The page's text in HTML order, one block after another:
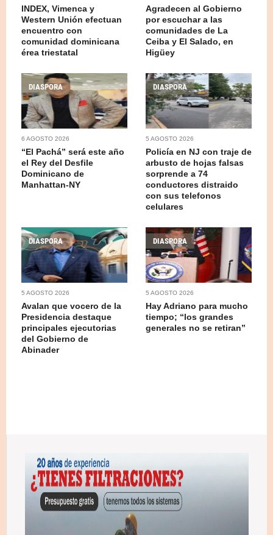
INDEX, Vimenca y
Western Unión efectuan
encuentro con
comunidad dominicana
érea triestatal
Agradecen al Gobierno
por escuchar a las
comunidades de La
Ceiba y El Salado, en
Higüey
DIASPORA
6 AGOSTO 2026
“El Pachá” será este año
el Rey del Desfile
Dominicano de
Manhattan-NY
DIASPORA
5 AGOSTO 2026
Policía en NJ con traje de
arbusto de hojas falsas
sorprende a 74
conductores distraido
con sus telefonos
celulares
DIASPORA
5 AGOSTO 2026
Avalan que vocero de la
Presidencia destaque
principales ejecutorias
del Gobierno de
Abinader
DIASPORA
5 AGOSTO 2026
Hay Adriano para mucho
tiempo; “los grandes
generales no se retiran”